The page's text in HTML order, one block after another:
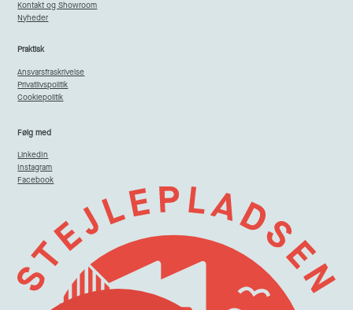
Kontakt og Showroom
Nyheder
Praktisk
Ansvarsfraskrivelse
Privatlivspolitik
Cookiepolitik
Følg med
LinkedIn
Instagram
Facebook